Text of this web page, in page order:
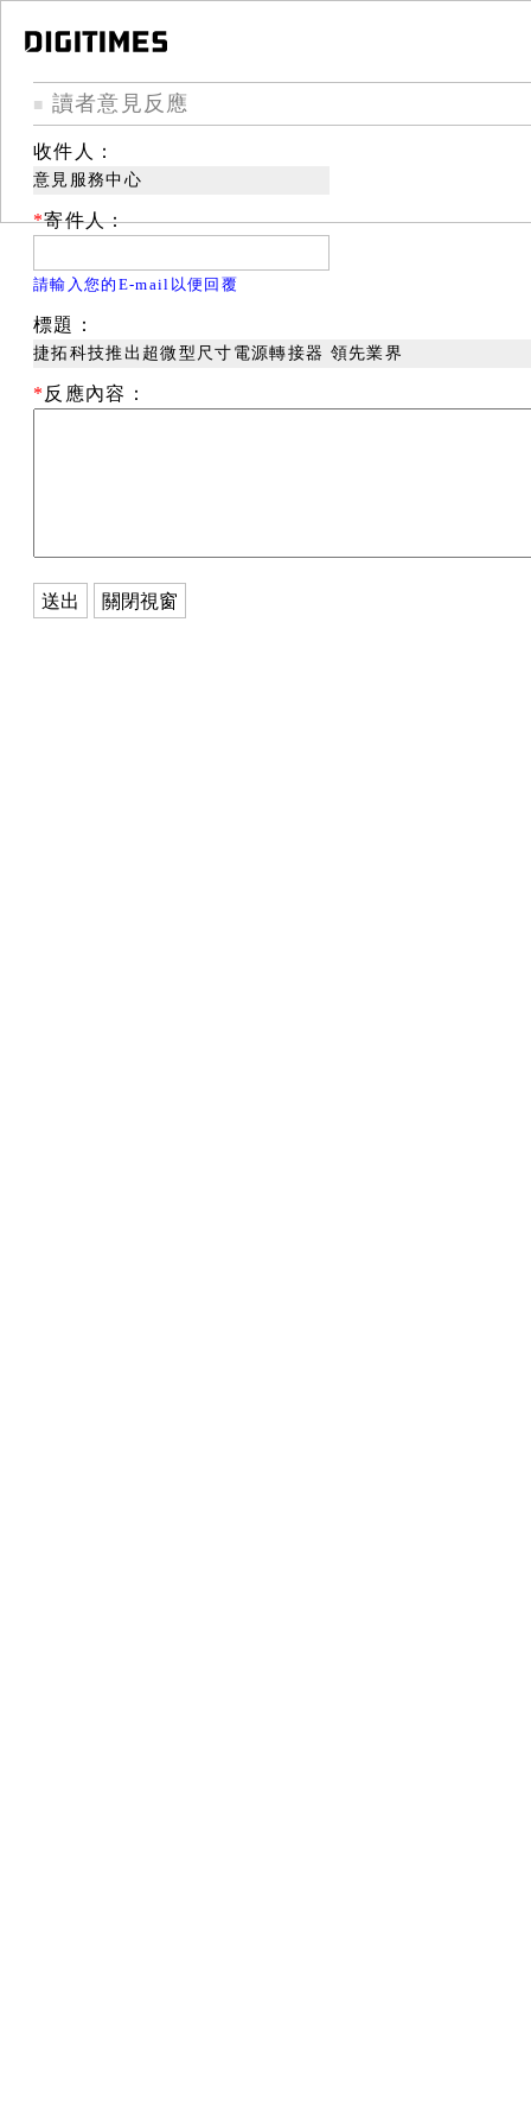
■ 讀者意見反應
收件人：
意見服務中心
*寄件人：
請輸入您的E-mail以便回覆
標題：
捷拓科技推出超微型尺寸電源轉接器 領先業界
* 反應內容：